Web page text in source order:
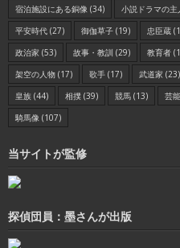
宿泊施設にある銅像 (34) 小説ドラマの主
平安時代 (27) 御伽草子 (19) 忠臣蔵
政治家 (53) 故事・教訓 (29) 教育者
架空の人物 (17) 歌手 (17) 武道家 (23)
皇族 (44) 相撲 (39) 競馬 (13) 芸能
騎馬像 (107)
当サイトが監修
探偵団員：墨さんが出版